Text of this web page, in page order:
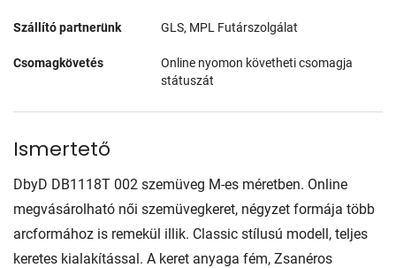
Szállító partnerünk GLS, MPL Futárszolgálat
Csomagkövetés
Online nyomon követheti csomagja
státuszát
Ismertető
DbyD DB1118T 002 szemüveg M-es méretben. Online
megvásárolható női szemüvegkeret, négyzet formája több
arcformához is remekül illik. Classic stílusú modell, teljes
keretes kialakítással. A keret anyaga fém, Zsanéros